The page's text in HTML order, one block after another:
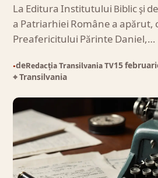
La Editura Institutului Biblic şi
a Patriarhiei Române a apărut,
Preafericitului Părinte Daniel,…
●deRedacția Transilvania TV15
⌖ Transilvania